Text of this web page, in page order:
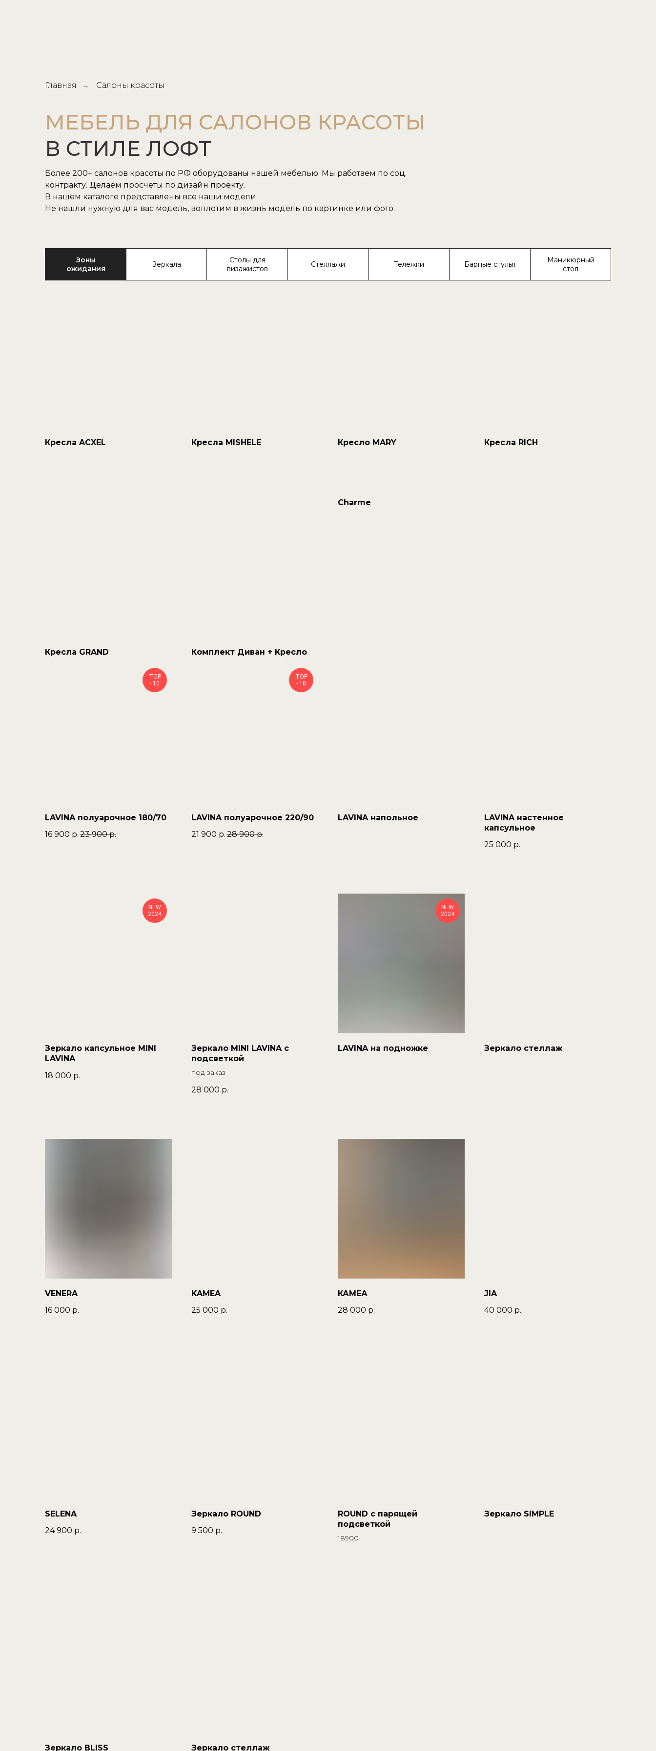
Главная → Салоны красоты
МЕБЕЛЬ ДЛЯ САЛОНОВ КРАСОТЫ
В СТИЛЕ ЛОФТ
Более 200+ салонов красоты по РФ оборудованы нашей мебелью. Мы работаем по соц.
контракту. Делаем просчеты по дизайн проекту.
В нашем каталоге представлены все наши модели.
Не нашли нужную для вас модель, воплотим в жизнь модель по картинке или фото.
Зоны
ожидания
Зеркала
Столы для
визажистов
Стеллажи Тележки Барные стулья
Маникюрный
стол
Кресла ACXEL Кресла MISHELE Кресло MARY Кресла RICH
Кресла GRAND Комплект Диван + Кресло
Charme
TOP
- 10
LAVINA полуарочное 180/70
16 900 р. 23 900 р.
TOP
- 10
LAVINA полуарочное 220/90
21 900 р. 28 900 р.
LAVINA напольное
LAVINA настенное
капсульное
25 000 р.
NEW
2024
Зеркало капсульное MINI
LAVINA
18 000 р.
Зеркало MINI LAVINA с
подсветкой
под заказ
28 000 р.
NEW
2024
LAVINA на подножке Зеркало стеллаж
VENERA
16 000 р.
KAMEA
25 000 р.
КАМЕА
28 000 р.
JIA
40 000 р.
SELENA
24 900 р.
Зеркало ROUND
9 500 р.
ROUND с парящей
подсветкой
18900
Зеркало SIMPLE
Зеркало BLISS Зеркало стеллаж